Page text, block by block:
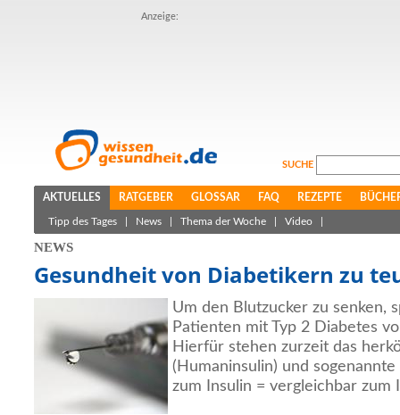
Anzeige:
SUCHE
AKTUELLES RATGEBER GLOSSAR FAQ REZEPTE
Tipp des Tages News Thema der Woche Video
NEWS
Gesundheit von Diabetikern zu
Um den Blutzucker zu senken,
Patienten mit Typ 2 Diabetes
Hierfür stehen zurzeit das
(Humaninsulin) und sogenannte
zum Insulin = vergleichbar zum